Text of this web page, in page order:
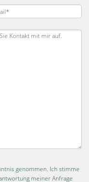
genommen. Ich stimme
meiner Anfrage